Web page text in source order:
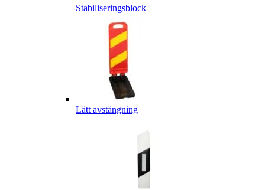
Stabiliseringsblock
Lätt avstängning